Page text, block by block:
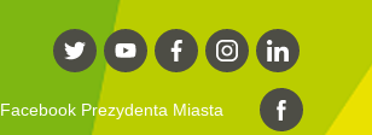
Facebook Prezydenta Miasta